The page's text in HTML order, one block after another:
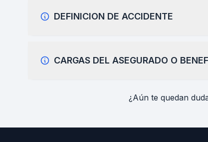
DEFINICION DE ACCIDENTE
CARGAS DEL ASEGURADO O
¿Aún te quedan